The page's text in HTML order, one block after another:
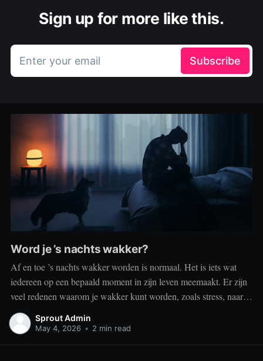
Sign up for more like this.
Enter your email Subscribe
Word je ’s nachts wakker?
Af en toe ’s nachts wakker worden is normaal. Het is iets wat
iedereen op een bepaald moment in zijn leven meemaakt. Er zijn
veel redenen waarom je wakker kunt worden, zoals stress, naar
het toilet moeten, je omgeving of medische aandoeningen die je
slaap beïnvloeden. Dit is geen probleem
Sprout Admin
May 4, 2026 • 2 min read